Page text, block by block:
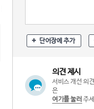
단어장에 추가
의견 제시
서비스 개선 의
은
여기를 눌러 주